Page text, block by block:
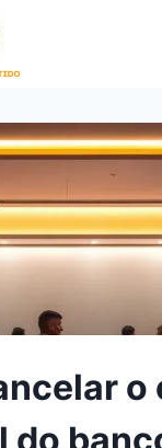
o
do